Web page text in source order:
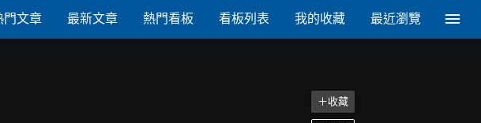
門文章 最新文章 熱門看板 看板列表 我的收藏 最近瀏覽
＋收藏